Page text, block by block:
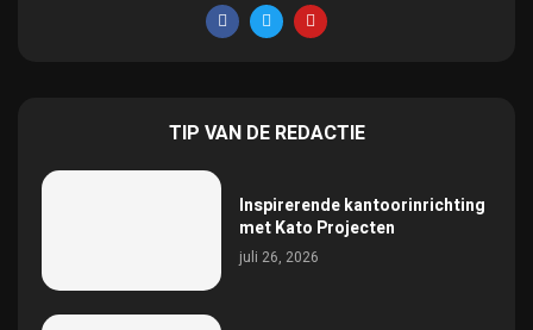
TIP VAN DE REDACTIE
Inspirerende kantoorinrichting
met Kato Projecten
juli 26, 2026